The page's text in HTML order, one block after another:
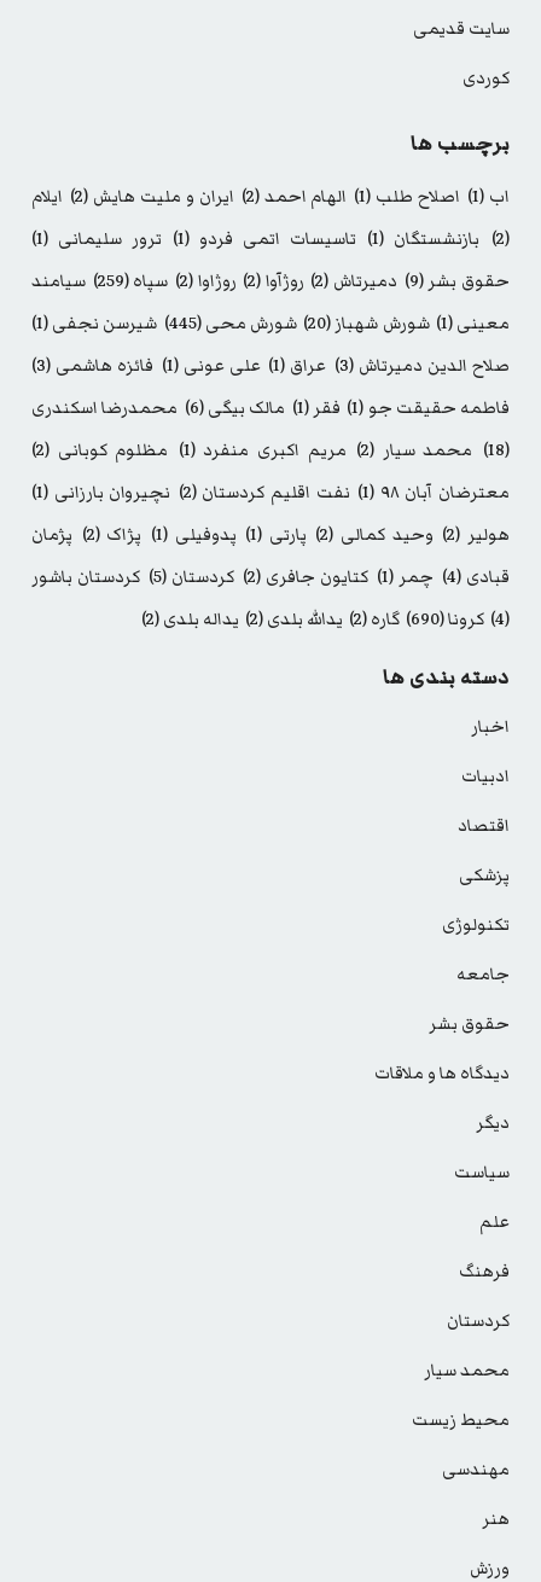
سایت قدیمی
کوردی
برچسب ها
اب (1) اصلاح طلب (1) الهام احمد(2) ایران و ملیت هایش (2)
ایلام
(2)
بازنشستگان (1) تاسیسات اتمی فردو (1) ترور سلیمانی (1)
حقوق بشر (9) دمیرتاش (2) روژآوا(2) روژاوا(2) سپاه(259)
سیامند
معینی(1) شورش شهباز(20) شورش محی(445) شیرسن نجفی(1)
صلاح الدین دمیرتاش (3) عراق (1) علی عونی (1) فائزه هاشمی (3)
فاطمه حقیقت جو (1) فقر (1) مالک بیگی(6)
محمدرضا اسکندری
(18)
محمد سیار (2) مریم اکبری منفرد (1) مظلوم کوبانی (2)
معترضان آبان ۹۸
(1) نفت اقلیم کردستان (2) نچیروان بارزانی (1)
هولیر (2) وحید کمالی (2) پارتی (1) پدوفیلی (1) پژاک (2)
پژمان
قبادی (4) چمر (1) کتایون جافری (2) کردستان (5)
کردستان باشور
(4)
کرونا(690) گاره(2) یدالله بلدی(2) یداله بلدی(2)
دسته بندی ها
اخبار
ادبیات
اقتصاد
پزشکی
تکنولوژی
جامعه
حقوق بشر
دیدگاه ها و ملاقات
دیگر
سیاست
علم
فرهنگ
کردستان
محمد سیار
محیط زیست
مهندسی
هنر
ورزش